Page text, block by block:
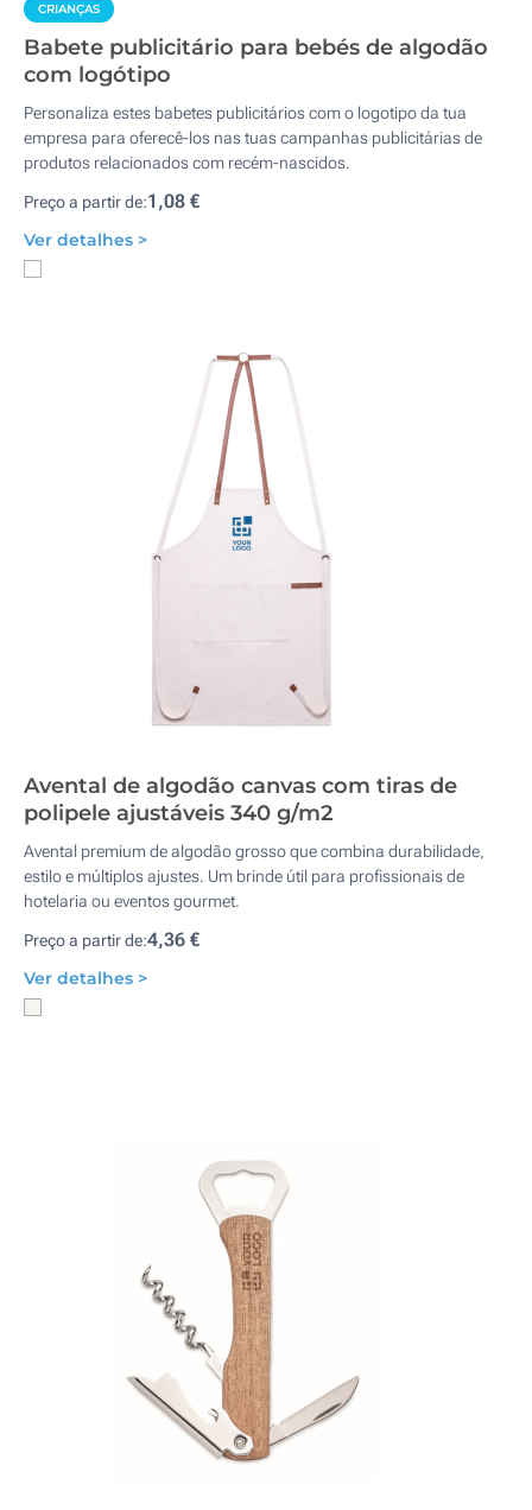
CRIANÇAS
Babete publicitário para bebés de algodão
com logótipo
Personaliza estes babetes publicitários com o logotipo da tua
empresa para oferecê-los nas tuas campanhas publicitárias de
produtos relacionados com recém-nascidos.
Preço a partir de:1,08 €
Ver detalhes >
Avental de algodão canvas com tiras de
polipele ajustáveis 340 g/m2
Avental premium de algodão grosso que combina durabilidade,
estilo e múltiplos ajustes. Um brinde útil para profissionais de
hotelaria ou eventos gourmet.
Preço a partir de:4,36 €
Ver detalhes >